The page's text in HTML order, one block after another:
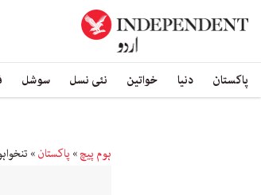
پاکستان دنیا خواتین نئی نسل سوشل
ہوم پیچ» پاکستان»